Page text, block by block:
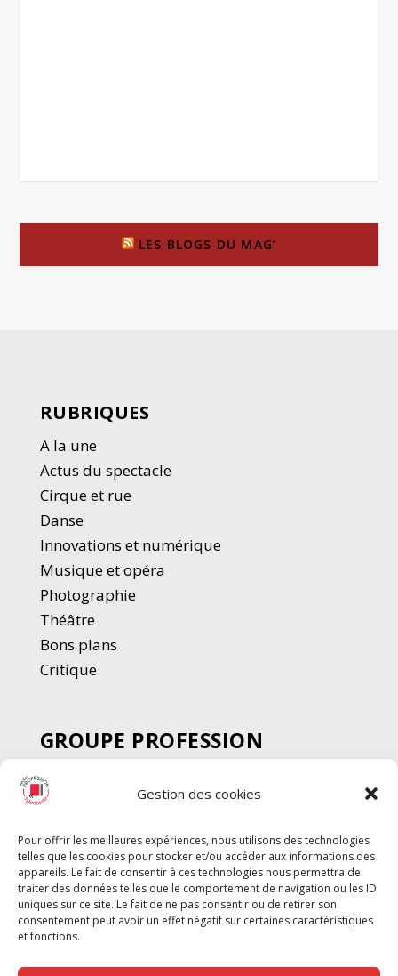
Gestion des cookies
Pour offrir les meilleures expériences, nous utilisons des technologies
telles que les cookies pour stocker et/ou accéder aux informations des
appareils. Le fait de consentir à ces technologies nous permettra de
traiter des données telles que le comportement de navigation ou les ID
uniques sur ce site. Le fait de ne pas consentir ou de retirer son
consentement peut avoir un effet négatif sur certaines caractéristiques
et fonctions.
LES BLOGS DU MAG’
RUBRIQUES
A la une
Actus du spectacle
Cirque et rue
Danse
Innovations et numérique
Musique et opéra
Photographie
Théâtre
Bons plans
Critique
GROUPE PROFESSION
SPECTACLE
Chèque Intermittents
Chèque Compta
Chèque Emploi Spectacle
G-Pods
Profession Audio-visuel